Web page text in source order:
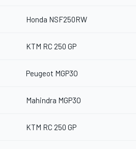
Honda NSF250RW
KTM RC 250 GP
Peugeot MGP3O
Mahindra MGP3O
KTM RC 250 GP